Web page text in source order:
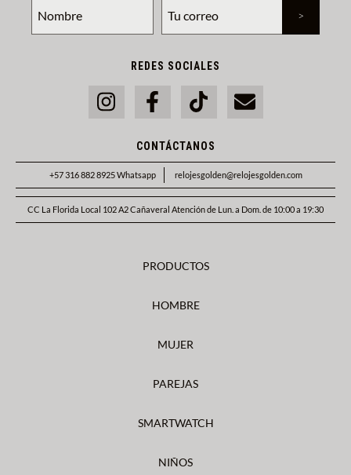
REDES SOCIALES
CONTÁCTANOS
+57 316 882 8925 Whatsapp relojesgolden@relojesgolden.com
CC La Florida Local 102 A2 Cañaveral Atención de Lun. a Dom. de 10:00 a 19:30
PRODUCTOS
HOMBRE
MUJER
PAREJAS
SMARTWATCH
NIÑOS